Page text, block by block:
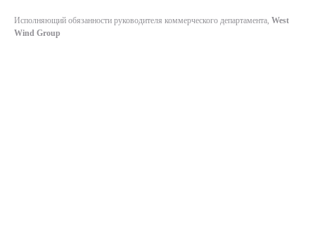
Исполняющий обязанности руководителя коммерческого департамента, West
Wind Group